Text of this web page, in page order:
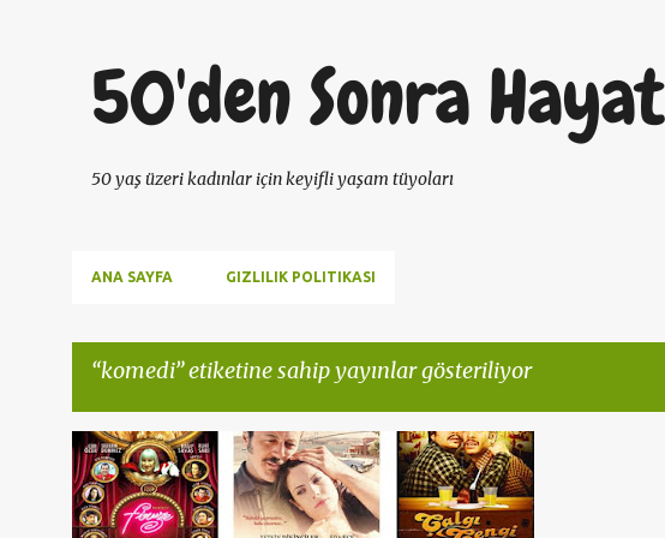
50'den Sonra Hayat
50 yaş üzeri kadınlar için keyifli yaşam tüyoları
ANA SAYFA GIZLILIK POLITIKASI
komedi etiketine sahip yayınlar gösteriliyor
K
a
50 YAŞ KADIN ANTIAGING CORONA KOMEDI
ROMANTIK FILM +
TÜRK FILMLERI